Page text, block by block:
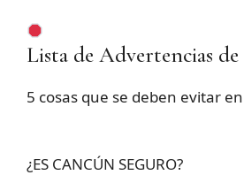
Lista de Advertencias
5 cosas que se deben evitar
¿ES CANCÚN SEGURO?